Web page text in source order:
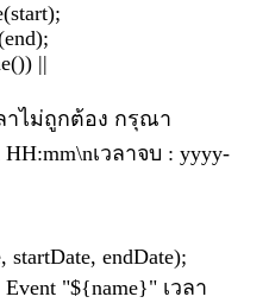
||
าไม่ถูกต้อง กรุณา
เวลาจบ : yyyy-
startDate, endDate);
"${name}" เวลา